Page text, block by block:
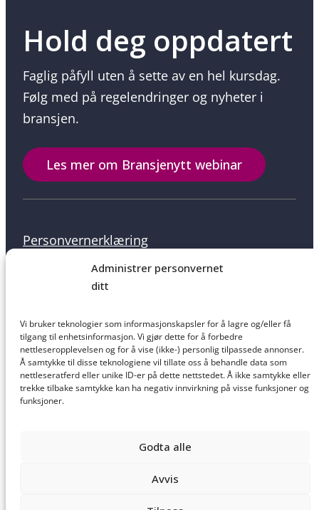
Administrer personvernet
ditt
Vi bruker teknologier som informasjonskapsler for å lagre og/eller få
tilgang til enhetsinformasjon. Vi gjør dette for å forbedre
nettleseropplevelsen og for å vise (ikke-) personlig tilpassede annonser.
Å samtykke til disse teknologiene vil tillate oss å behandle data som
nettleseratferd eller unike ID-er på dette nettstedet. Å ikke samtykke eller
trekke tilbake samtykke kan ha negativ innvirkning på visse funksjoner og
funksjoner.
Godta alle
Avvis
Hold deg oppdatert
Faglig påfyll uten å sette av en hel kursdag.
Følg med på regelendringer og nyheter i
bransjen.
Les mer om Bransjenytt webinar
Personvernerklæring
Salgsbetingelser